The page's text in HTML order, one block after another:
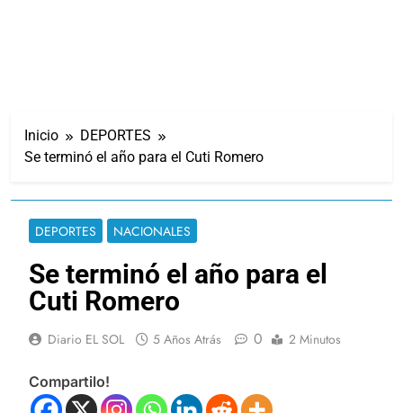
Inicio
DEPORTES
Se terminó el año para el Cuti Romero
DEPORTES NACIONALES
Se terminó el año para el
Cuti Romero
Diario EL SOL 5 Años Atrás 0 2 Minutos
Compartilo!